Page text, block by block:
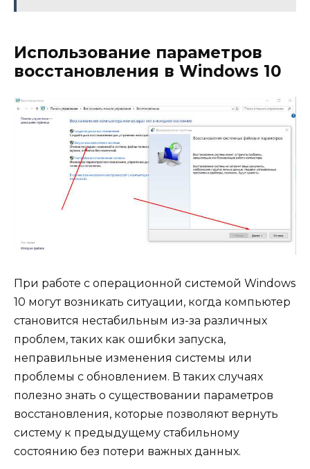
Использование параметров
восстановления в Windows 10
При работе с операционной системой Windows
10 могут возникать ситуации, когда компьютер
становится нестабильным из-за различных
проблем, таких как ошибки запуска,
неправильные изменения системы или
проблемы с обновлением. В таких случаях
полезно знать о существовании параметров
восстановления, которые позволяют вернуть
систему к предыдущему стабильному
состоянию без потери важных данных.